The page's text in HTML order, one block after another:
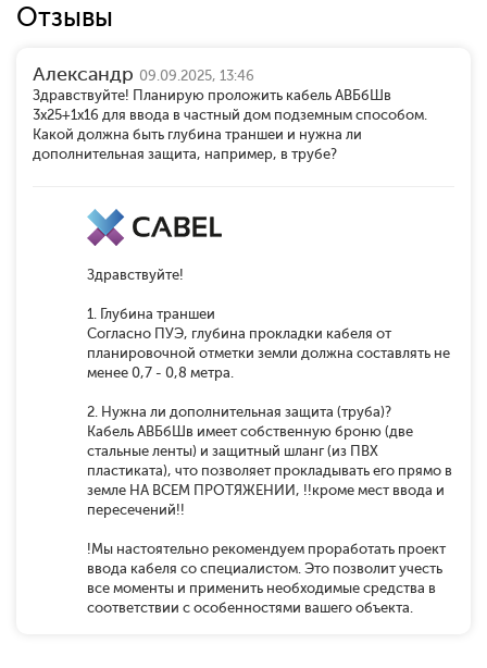
Отзывы
Александр 09.09.2025, 13:46
Здравствуйте! Планирую проложить кабель АВБбШв
3x25+1x16 для ввода в частный дом подземным способом.
Какой должна быть глубина траншеи и нужна ли
дополнительная защита, например, в трубе?
Здравствуйте!
1. Глубина траншеи
Согласно ПУЭ, глубина прокладки кабеля от
планировочной отметки земли должна составлять не
менее 0,7 - 0,8 метра.
2. Нужна ли дополнительная защита (труба)?
Кабель АВБбШв имеет собственную броню (две
стальные ленты) и защитный шланг (из ПВХ
пластиката), что позволяет прокладывать его прямо в
земле НА ВСЕМ ПРОТЯЖЕНИИ, !!кроме мест ввода и
пересечений!!
!Мы настоятельно рекомендуем проработать проект
ввода кабеля со специалистом. Это позволит учесть
все моменты и применить необходимые средства в
соответствии с особенностями вашего объекта.